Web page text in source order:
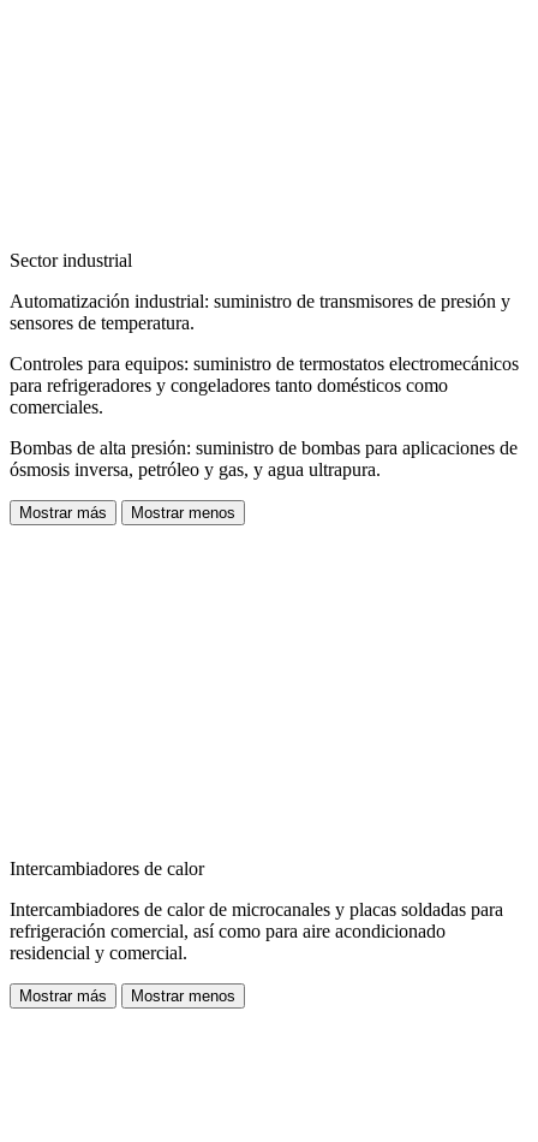
Sector industrial
Automatización industrial: suministro de transmisores de presión y
sensores de temperatura.
Controles para equipos: suministro de termostatos electromecánicos
para refrigeradores y congeladores tanto domésticos como
comerciales.
Bombas de alta presión: suministro de bombas para aplicaciones de
ósmosis inversa, petróleo y gas, y agua ultrapura.
Mostrar más Mostrar menos
Intercambiadores de calor
Intercambiadores de calor de microcanales y placas soldadas para
refrigeración comercial, así como para aire acondicionado
residencial y comercial.
Mostrar más Mostrar menos